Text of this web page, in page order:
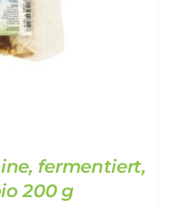
fermentiert,
200 g